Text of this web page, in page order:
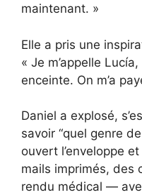
maintenant. »
Elle a pris une
« Je m’appelle
enceinte. On m’a
Daniel a explosé,
savoir “quel genre
ouvert l’enveloppe
mails imprimés, des
rendu médical —